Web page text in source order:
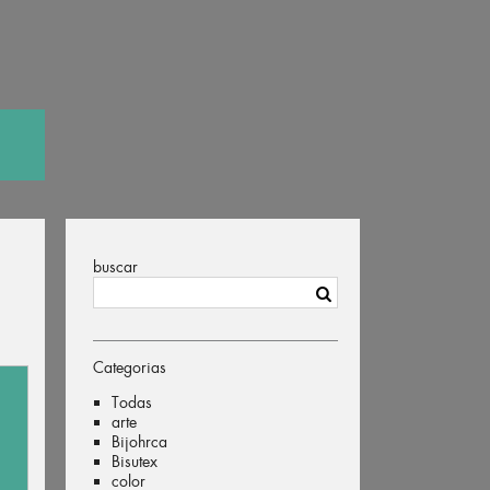
buscar
Categorias
Todas
arte
Bijohrca
Bisutex
color